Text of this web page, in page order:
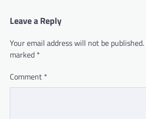
Leave a Reply
Your email address will not be published.
marked *
Comment *